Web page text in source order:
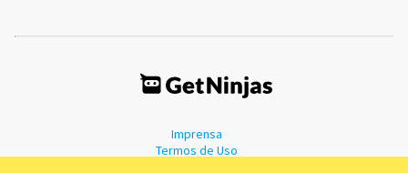
Imprensa
Termos de Uso